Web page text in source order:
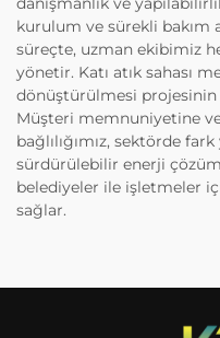
kurulum ve sürekli bakım
süreçte, uzman ekibimiz
yönetir. Katı atık sahası
dönüştürülmesi
Müşteri memnuniyetine
bağlılığımız, sektörde
sürdürülebilir enerji
belediyeler ile işletmeler
sağlar.